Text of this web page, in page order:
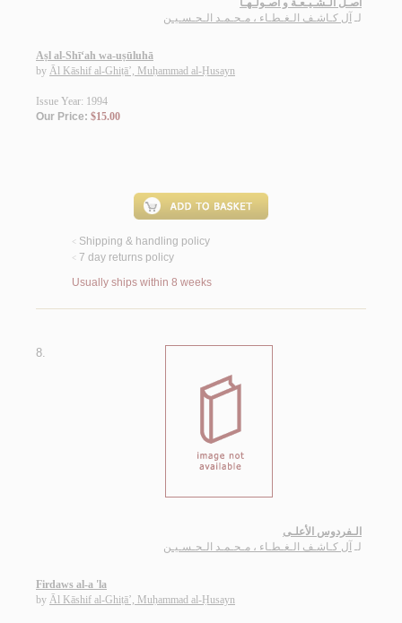
أصـل الـشـيـعـة و أصـولـهـا
لـ آل كـاشـف الـغـطـاء ، مـحـمـد الـحـسـيـن
Aṣl al-Shī‘ah wa-uṣūluhā
by Āl Kāshif al-Ghiṭā’, Muḥammad al-Ḥusayn
Issue Year: 1994
Our Price: $15.00
< Shipping & handling policy
< 7 day returns policy
Usually ships within 8 weeks
8.
الـفردوس الأعلـى
لـ آل كـاشـف الـغـطـاء ، مـحـمـد الـحـسـيـن
Firdaws al-a 'la
by Āl Kāshif al-Ghiṭā’, Muḥammad al-Ḥusayn